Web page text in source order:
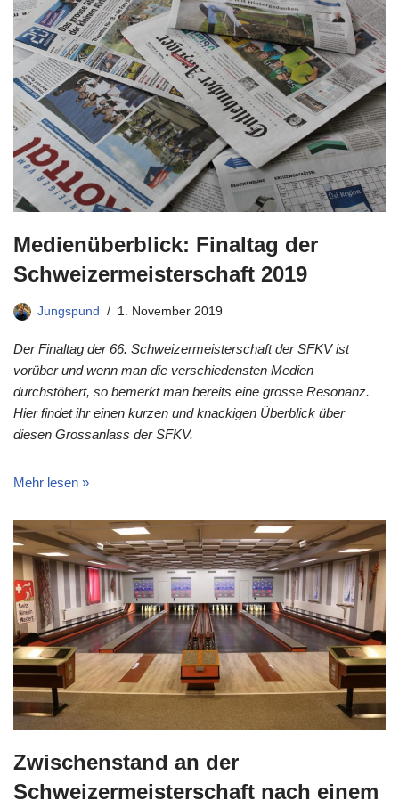
Medienüberblick: Finaltag der
Schweizermeisterschaft 2019
Jungspund 1. November 2019
Der Finaltag der 66. Schweizermeisterschaft der SFKV ist
vorüber und wenn man die verschiedensten Medien
durchstöbert, so bemerkt man bereits eine grosse Resonanz.
Hier findet ihr einen kurzen und knackigen Überblick über
diesen Grossanlass der SFKV.
Mehr lesen »
Zwischenstand an der
Schweizermeisterschaft nach einem